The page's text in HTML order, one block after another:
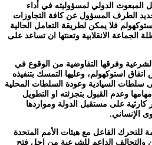
الدولي لمسؤوليته في أداء
الطرف المسؤول عن كافة التجاوزات
فلا يمكن لطريقة التعامل الحالية
الجماعة الانقلابية وتعنتها ان تساعد على
وفرقها التفاوضية من الوقوع في
استوكهولم، وعليها التمسك بتنفيذه
سلطات السيادية وعودة السلطات المحلية
وعدم القبول بتجزئته او التطويل
كارثية على مستقبل الدولة ومواردها
الإنساني.
للتحرك الفاعل مع هيئات الأمم المتحدة
والتحالف الداعم للشرعية من اجل فتح